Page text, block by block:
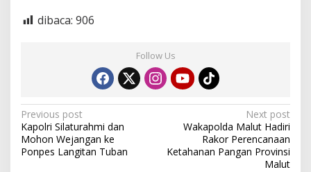
dibaca: 906
Follow Us
P
o
s
Previous post
Kapolri Silaturahmi dan
Mohon Wejangan ke
Ponpes Langitan Tuban
Next post
Wakapolda Malut Hadiri
Rakor Perencanaan
Ketahanan Pangan Provinsi
Malut